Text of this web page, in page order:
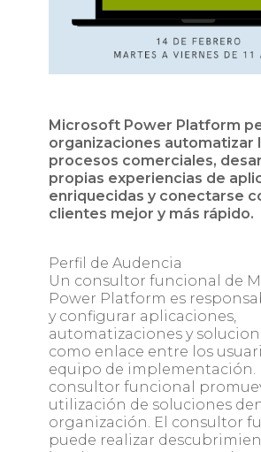
Microsoft Power Platform
organizaciones automatizar
procesos comerciales,
propias experiencias de
enriquecidas y conectarse
clientes mejor y más rápido.
Perfil de Audencia
Un consultor funcional de
Power Platform es
y configurar aplicaciones,
automatizaciones y
como enlace entre los
equipo de implementación.
consultor funcional
utilización de soluciones
organización. El consultor
puede realizar